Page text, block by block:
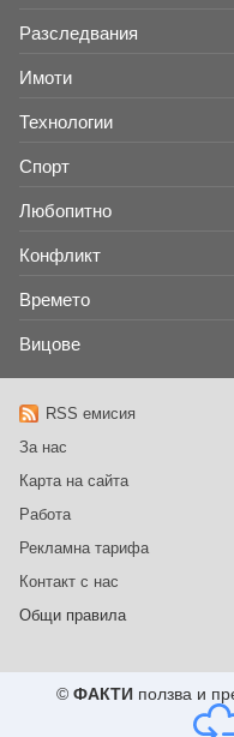
Разследвания
Имоти
Технологии
Спорт
Любопитно
Конфликт
Времето
Вицове
RSS емисия
За нас
Карта на сайта
Работа
Рекламна тарифа
Контакт с нас
Общи правила
© ФАКТИ ползва и